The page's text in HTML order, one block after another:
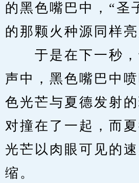
的黑色嘴巴中，“圣
的那颗火种源同样亮
于是在下一秒，
声中，黑色嘴巴中
色光芒与夏德发射
对撞在了一起，而
光芒以肉眼可见的
缩。